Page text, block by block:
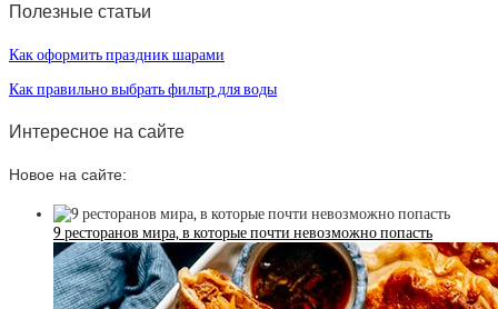
Полезные статьи
Как оформить праздник шарами
Как правильно выбрать фильтр для воды
Интересное на сайте
Новое на сайте:
9 ресторанов мира, в которые почти невозможно попасть